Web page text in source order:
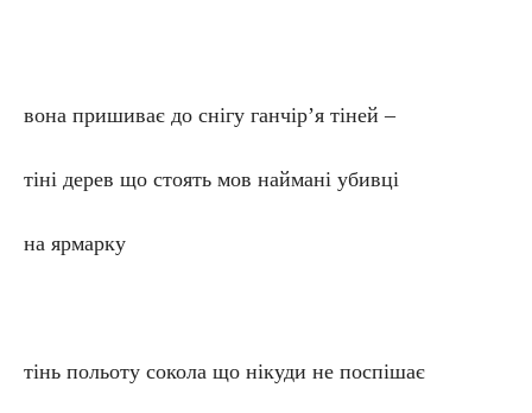
вона пришиває до снігу ганчір’я тіней –
тіні дерев що стоять мов наймані убивці
на ярмарку
тінь польоту сокола що нікуди не поспішає